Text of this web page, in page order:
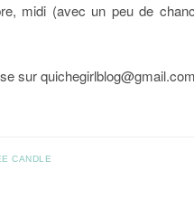
midi (avec un peu de
sur quichegirlblog@gmail.com
CANDLE